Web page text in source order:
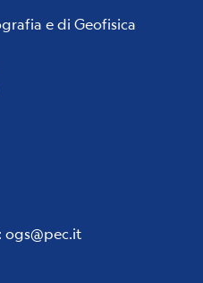
e di Geofisica
: ogs@pec.it